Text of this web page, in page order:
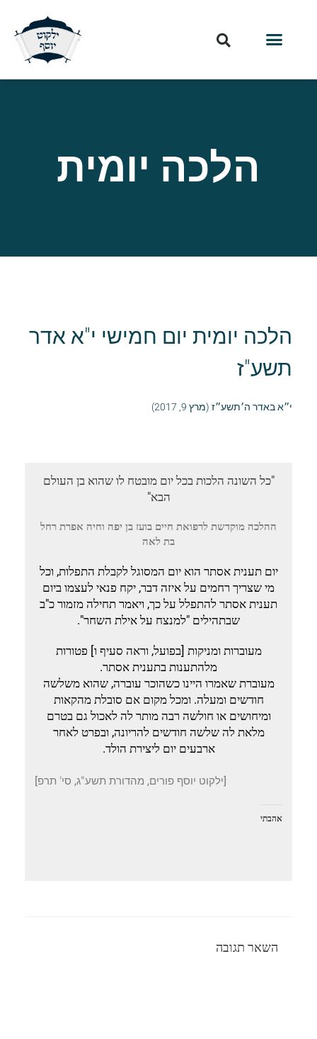
הלכה יומית
הלכה יומית יום חמישי י"א אדר
תשע"ז
י״א באדר ה׳תשע״ז (מרץ 9, 2017)
"כל השונה הלכות בכל יום מובטח לו שהוא בן העולם
הבא"
ההלכה מוקדשת לרפואת חיים בועז בן יפה וחיה אפרת רחל
בת לאה
יום תענית אסתר הוא יום המסוגל לקבלת התפלות, וכל
מי שצריך רחמים על איזה דבר, יקח פנאי לעצמו ביום
תענית אסתר להתפלל על כך, ויאמר תחילה מזמור כ"ב
שבתהילים "למנצח על אילת השחר".
מעוברות ומניקות [בפועל, וראה סעיף ו] פטורות
מלהתענות בתענית אסתר.
מעוברת שאמרו היינו כשהוכר עוברה, שהוא משלשה
חודשים ומעלה. ומכל מקום אם סובלת מהקאות
ומיחושים או חולשה רבה מותר לה לאכול גם בטרם
מלאת לה שלשה חודשים להריונה, ובפרט לאחר
ארבעים יום ליצירת הולד.
[ילקוט יוסף פורים, מהדורת תשע"ג, סי' תרפ]
אהבתי
השאר תגובה